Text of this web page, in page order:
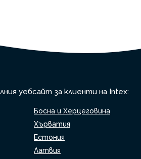
уебсайт за клиенти на Intex:
Босна и Херцеговина
Хърватия
Естония
Латвия